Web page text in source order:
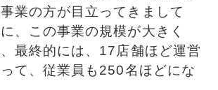
業の方が目立ってきまして
、この事業の規模が大きく
最終的には、17店舗ほど運営
て、従業員も250名ほどにな